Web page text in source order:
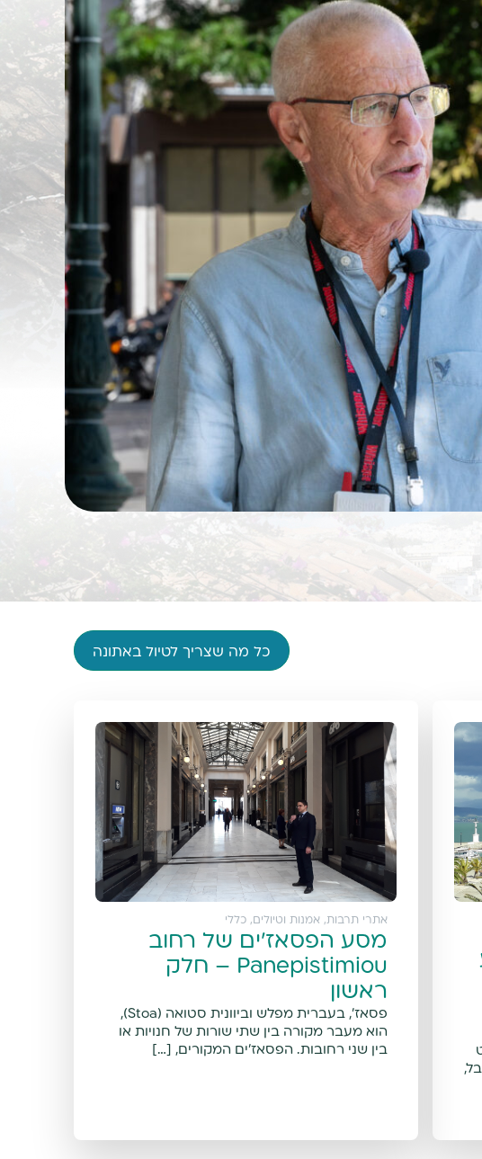
כל מה שצריך לטיול באתונה
אתרי תרבות, אמנות וטיולים ,כללי
מסע הפסאז'ים של רחוב
Panepistimiou – חלק
ראשון
פסאז', בעברית מפלש וביוונית סטואה (Stoa),
הוא מעבר מקורה בין שתי שורות של חנויות או
בין שני רחובות. הפסאז'ים המקורים, […]